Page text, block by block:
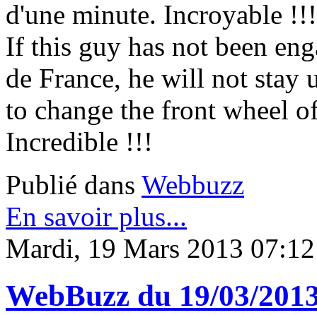
d'une minute. Incroyable !!!
If this guy has not been
de France, he will not stay
to change the front wheel
Incredible !!!
Publié dans Webbuzz
En savoir plus...
Mardi, 19 Mars 2013 07:12
WebBuzz du 19/03/